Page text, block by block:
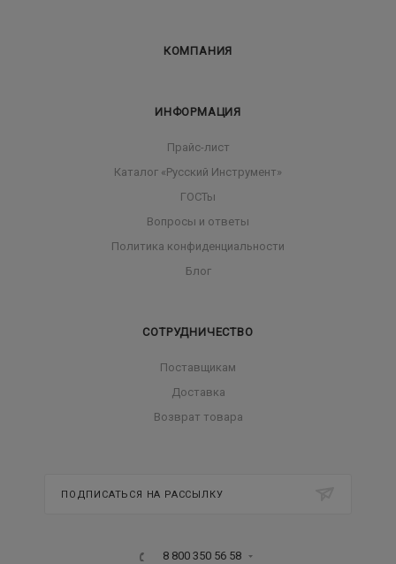
КОМПАНИЯ
ИНФОРМАЦИЯ
Прайс-лист
Каталог «Русский Инструмент»
ГОСТы
Вопросы и ответы
Политика конфиденциальности
Блог
СОТРУДНИЧЕСТВО
Поставщикам
Доставка
Возврат товара
ПОДПИСАТЬСЯ НА РАССЫЛКУ
8 800 350 56 58